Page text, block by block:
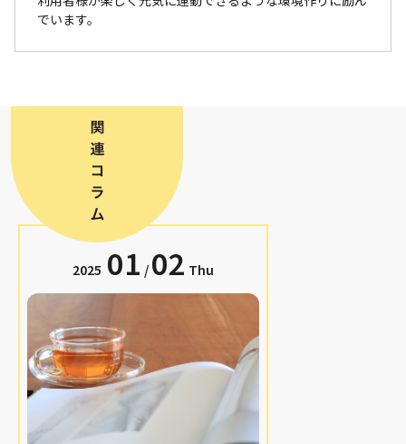
でいます。
2025 01 / 02 Thu